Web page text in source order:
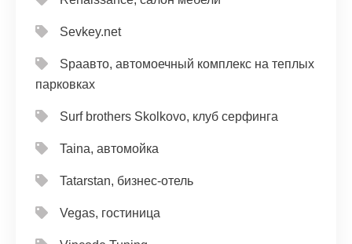
Sevkey.net
Spaавто, автомоечный комплекс на теплых
парковках
Surf brothers Skolkovo, клуб серфинга
Taina, автомойка
Tatarstan, бизнес-отель
Vegas, гостиница